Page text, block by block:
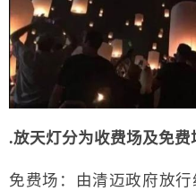
.放天灯分为收费场及免费
免费场：由清迈政府放